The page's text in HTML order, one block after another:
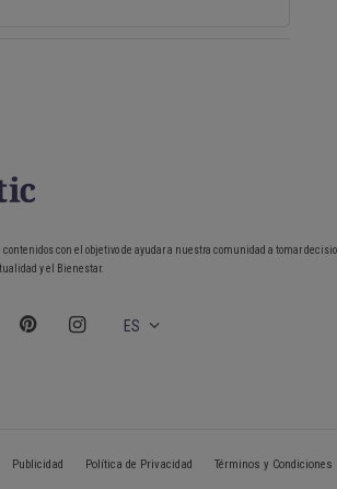
con el objetivo de ayudar a nuestra comunidad a tomar
y el Bienestar.
ES
Publicidad Política de Privacidad Términos y Condiciones